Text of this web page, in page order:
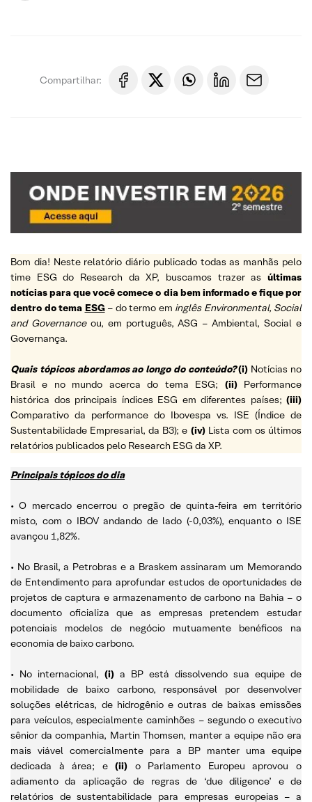
Compartilhar:
Bom dia! Neste relatório diário publicado todas as manhãs pelo
time ESG do Research da XP, buscamos trazer as últimas
notícias para que você comece o dia bem informado e fique por
dentro do tema ESG – do termo em inglês Environmental, Social
and Governance ou, em português, ASG – Ambiental, Social e
Governança.
Quais tópicos abordamos ao longo do conteúdo? (i) Notícias no
Brasil e no mundo acerca do tema ESG; (ii)Performance
histórica dos principais índices ESG em diferentes países; (iii)
Comparativo da performance do Ibovespa vs. ISE (Índice de
Sustentabilidade Empresarial, da B3); e (iv)Lista com os últimos
relatórios publicados pelo Research ESG da XP.
Principais tópicos do dia
• O mercado encerrou o pregão de quinta-feira em território
misto, com o IBOV andando de lado (-0,03%), enquanto o ISE
avançou 1,82%.
• No Brasil, a Petrobras e a Braskem assinaram um Memorando
de Entendimento para aprofundar estudos de oportunidades de
projetos de captura e armazenamento de carbono na Bahia – o
documento oficializa que as empresas pretendem estudar
potenciais modelos de negócio mutuamente benéficos na
economia de baixo carbono.
• No internacional, (i) a BP está dissolvendo sua equipe de
mobilidade de baixo carbono, responsável por desenvolver
soluções elétricas, de hidrogênio e outras de baixas emissões
para veículos, especialmente caminhões – segundo o executivo
sênior da companhia, Martin Thomsen, manter a equipe não era
mais viável comercialmente para a BP manter uma equipe
dedicada à área; e(ii) o Parlamento Europeu aprovou o
adiamento da aplicação de regras de ‘due diligence’ e de
relatórios de sustentabilidade para empresas europeias – a